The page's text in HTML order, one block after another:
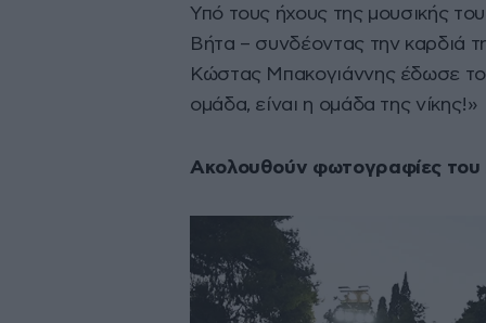
Υπό τους ήχους της μουσικής
Βήτα – συνδέοντας την καρδιά
Κώστας Μπακογιάννης έδωσε
ομάδα, είναι η ομάδα της νίκης!»
Ακολουθούν φωτογραφίες του